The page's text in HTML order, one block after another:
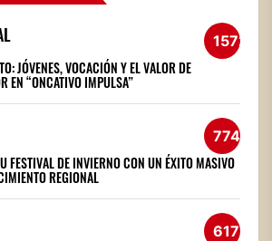
1572
JÓVENES, VOCACIÓN Y EL VALOR DE
EN “ONCATIVO IMPULSA”
774
FESTIVAL DE INVIERNO CON UN ÉXITO MASIVO
REGIONAL
617